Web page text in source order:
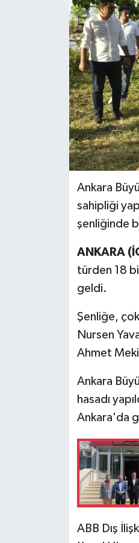
Ankara
sahipliği
şenliğinde
ANKARA
türden 18
geldi.
⁠Şenliğe,
Nursen
Ahmet
Ankara
hasadı
Ankara'da
ABB Dış